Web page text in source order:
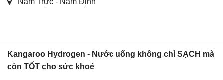
Kangaroo Hydrogen - Nước uống không chỉ SẠCH mà
còn TỐT cho sức khoẻ